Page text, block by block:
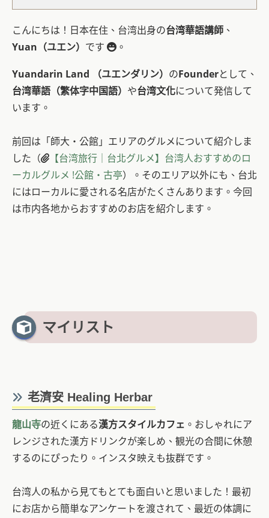
こんにちは！日本在住、台湾出身の台湾華語講師 、
Yuan（ユエン） です 。
Yuandarin Land （ユエンダリン） のFounderとして、
台湾華語（繁体字中国語） や台湾文化について発信して
います。
前回は「師大・公館」エリアのグルメについて紹介しま
した（
【台湾旅行｜台北グルメ】台湾人おすすめのロ
ーカルグルメ !公館・古亭）。そのエリア以外にも、台北
にはローカルに愛される名店がたくさんあります。今回
は市内各地からおすすめのお店を紹介します。
マイリスト
老濟安 Healing Herbar
龍山寺の近くにある漢方スタイルカフェ 。おしゃれにア
レンジされた漢方ドリンクが楽しめ、観光の合間に休憩
するのにぴったり。インスタ映えも抜群です。
台湾人の私から見てもとても面白いと思いました！最初
にお店から簡単なアンケートを渡されて、最近の体調に